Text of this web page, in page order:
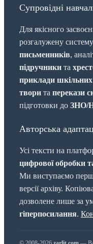
Супровідні
Для якісного
розгалужену
письменників,
підручники та
приклади шкільних
твори та перекази
підготовки до ЗНО/
Авторська
Усі тексти на
цифрової обробки
Ми виступаємо
версії архіву.
дозволене лише за
гіперпосилання.